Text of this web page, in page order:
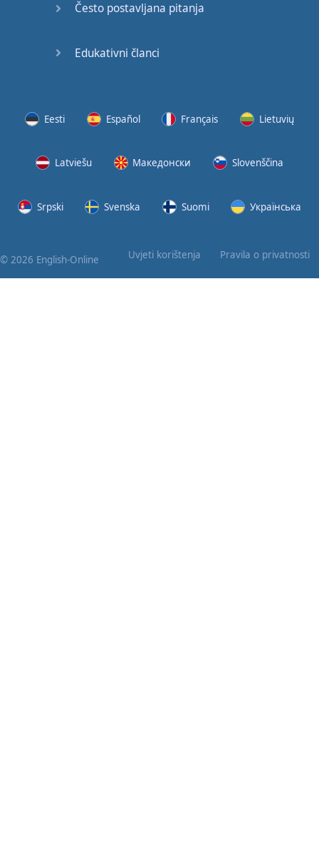
Često postavljana pitanja
Edukativni članci
Eesti Español Français Lietuvių
Latviešu Македонски Slovenščina
Srpski Svenska Suomi Українська
© 2026 English-Online Uvjeti korištenja Pravila o privatnosti